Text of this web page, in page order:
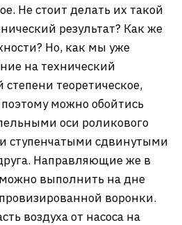
Не стоит делать их такой
результат? Как же
Но, как мы уже
на технический
степени теоретическое,
можно обойтись
оси роликового
ступенчатыми сдвинутыми
Направляющие же в
выполнить на дне
воронки.
воздуха от насоса на